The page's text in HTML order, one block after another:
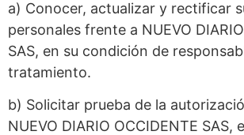
a) Conocer, actualizar y rectificar
personales frente a NUEVO
SAS, en su condición de
tratamiento.
b) Solicitar prueba de la
NUEVO DIARIO OCCIDENTE SAS,